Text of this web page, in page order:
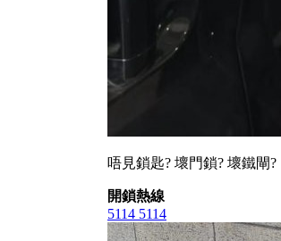
唔見鎖匙? 壞門鎖? 壞鐵閘?
開鎖熱線
5114 5114